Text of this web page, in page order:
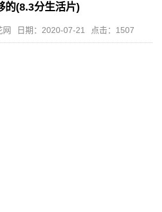
的(8.3分生活片)
网 日期：2020-07-21 点击：1507